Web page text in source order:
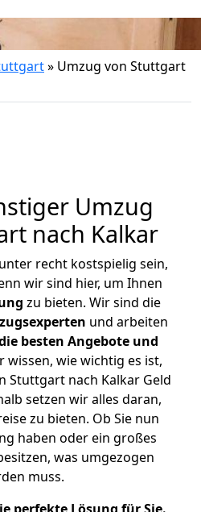
» Umzug von Stuttgart
Umzug
nach Kalkar
recht kostspielig sein,
wir sind hier, um Ihnen
zu bieten. Wir sind die
und arbeiten
besten Angebote und
wissen, wie wichtig es ist,
Stuttgart nach Kalkar Geld
setzen wir alles daran,
zu bieten. Ob Sie nun
haben oder ein großes
was umgezogen
muss.